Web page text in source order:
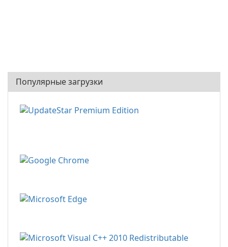
Популярные загрузки